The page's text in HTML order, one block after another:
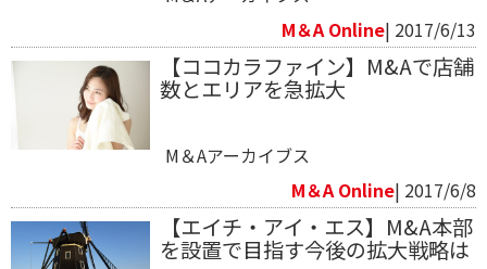
M＆A Online| 2017/6/13
【ココカラファイン】M&Aで店舗
数とエリアを急拡大
M＆Aアーカイブス
M＆A Online| 2017/6/8
【エイチ・アイ・エス】M&A本部
を設置で目指す今後の拡大戦略は